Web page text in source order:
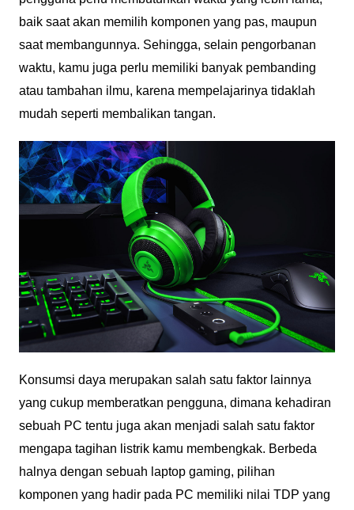
baik saat akan memilih komponen yang pas, maupun
saat membangunnya. Sehingga, selain pengorbanan
waktu, kamu juga perlu memiliki banyak pembanding
atau tambahan ilmu, karena mempelajarinya tidaklah
mudah seperti membalikan tangan.
Konsumsi daya merupakan salah satu faktor lainnya
yang cukup memberatkan pengguna, dimana kehadiran
sebuah PC tentu juga akan menjadi salah satu faktor
mengapa tagihan listrik kamu membengkak. Berbeda
halnya dengan sebuah laptop gaming, pilihan
komponen yang hadir pada PC memiliki nilai TDP yang